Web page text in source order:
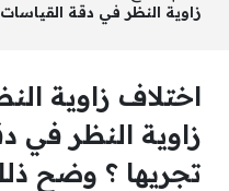
زاوية النظر في دقة
اختلاف زاوية
زاوية النظر في
تجريها ؟ وضح